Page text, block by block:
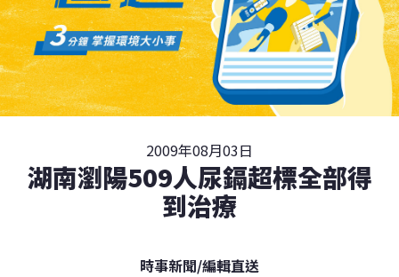
2009年08月03日
湖南瀏陽509人尿鎘超標全部得
到治療
時事新聞/編輯直送